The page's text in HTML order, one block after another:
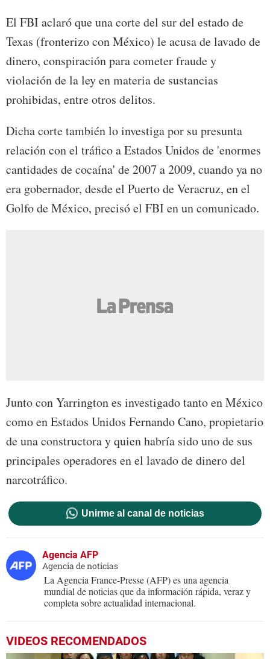
El FBI aclaró que una corte del sur del estado de
Texas (fronterizo con México) le acusa de lavado de
dinero, conspiración para cometer fraude y
violación de la ley en materia de sustancias
prohibidas, entre otros delitos.
Dicha corte también lo investiga por su presunta
relación con el tráfico a Estados Unidos de 'enormes
cantidades de cocaína' de 2007 a 2009, cuando ya no
era gobernador, desde el Puerto de Veracruz, en el
Golfo de México, precisó el FBI en un comunicado.
Junto con Yarrington es investigado tanto en México
como en Estados Unidos Fernando Cano, propietario
de una constructora y quien habría sido uno de sus
principales operadores en el lavado de dinero del
narcotráfico.
Unirme al canal de noticias
Agencia AFP
Agencia de noticias
La Agencia France-Presse (AFP) es una agencia
mundial de noticias que da información rápida, veraz y
completa sobre actualidad internacional.
VIDEOS RECOMENDADOS